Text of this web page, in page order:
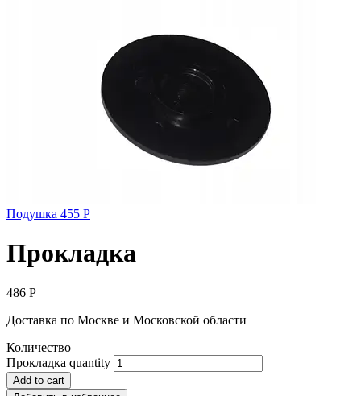
Подушка 455 Р
Прокладка
486 Р
Доставка по Москве и Московской области
Количество
Прокладка quantity
Add to cart